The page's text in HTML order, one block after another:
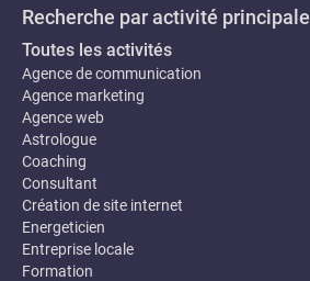
Recherche par activité principale
Toutes les activités
Agence de communication
Agence marketing
Agence web
Astrologue
Coaching
Consultant
Création de site internet
Energeticien
Entreprise locale
Formation